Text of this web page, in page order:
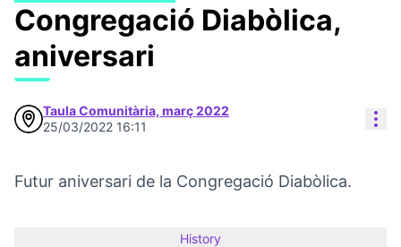
Congregació Diabòlica,
aniversari
Taula Comunitària, març 2022
25/03/2022 16:11
Futur aniversari de la Congregació Diabòlica.
History